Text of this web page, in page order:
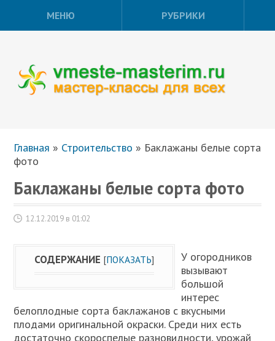
МЕНЮ РУБРИКИ
Главная » Строительство » Баклажаны белые сорта
фото
Баклажаны белые сорта фото
12.12.2019 в 01:02
СОДЕРЖАНИЕ [ПОКАЗАТЬ]
У огородников
вызывают
большой
интерес
белоплодные сорта баклажанов с вкусными
плодами оригинальной окраски. Среди них есть
достаточно скороспелые разновидности, урожай